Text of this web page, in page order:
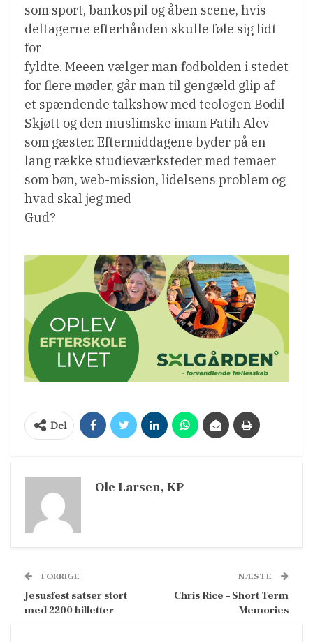
som sport, bankospil og åben scene, hvis
deltagerne efterhånden skulle føle sig lidt
for
fyldte. Meeen vælger man fodbolden i stedet
for flere møder, går man til gengæld glip af
et spændende talkshow med teologen Bodil
Skjøtt og den muslimske imam Fatih Alev
som gæster. Eftermiddagene byder på en
lang række studieværksteder med temaer
som bøn, web-mission, lidelsens problem og
hvad skal jeg med
Gud?
Del
Ole Larsen, KP
FORRIGE
Jesusfest satser stort
med 2200 billetter
NÆSTE
Chris Rice – Short Term
Memories